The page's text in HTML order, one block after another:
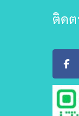
ติดต